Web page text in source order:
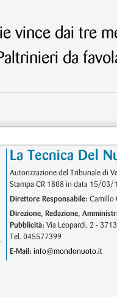
vince dai tre
da
La Tecnica Del
Autorizzazione del Tribunale di
Stampa CR 1808 in data 15/03/
Direttore Responsabile: Camillo
Direzione, Redazione,
Pubblicità: Via Leopardi, 2 -
Tel. 045577399
E-Mail: info@mondonuoto.it